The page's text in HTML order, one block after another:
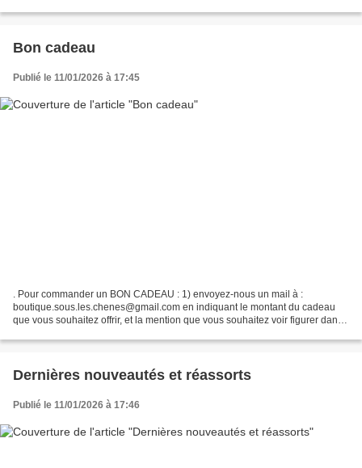
Bon cadeau
Publié le 11/01/2026 à 17:45
. Pour commander un BON CADEAU : 1) envoyez-nous un mail à :
boutique.sous.les.chenes@gmail.com en indiquant le montant du cadeau
que vous souhaitez offrir, et la mention que vous souhaitez voir figurer dans
Dernières nouveautés et réassorts
Publié le 11/01/2026 à 17:46